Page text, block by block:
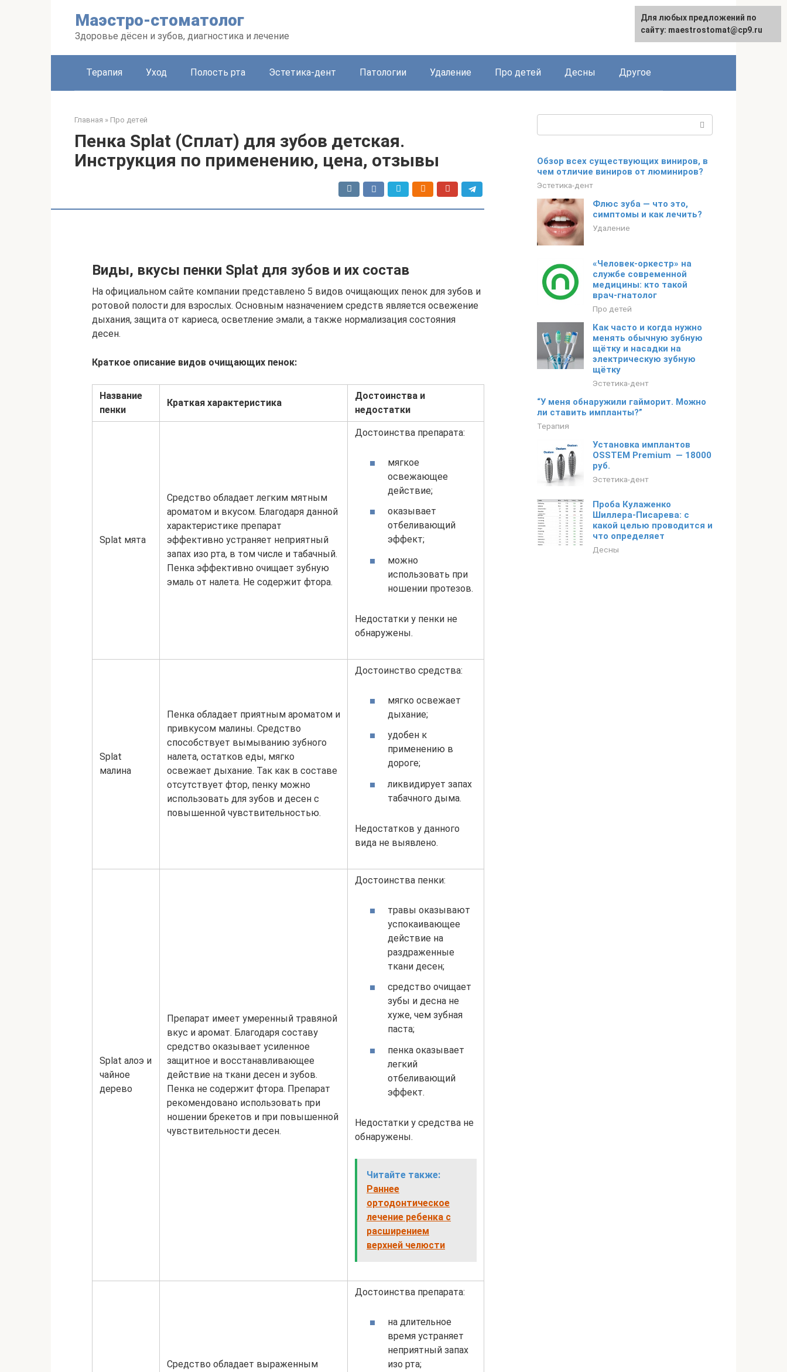
Маэстро-стоматолог
Здоровье дёсен и зубов, диагностика и лечение
Терапия Уход Полость рта Эстетика-дент Патологии Удаление Про детей Десны Другое
Главная » Про детей
Пенка Splat (Сплат) для зубов детская.
Инструкция по применению, цена, отзывы
Виды, вкусы пенки Splat для зубов и их состав
На официальном сайте компании представлено 5 видов очищающих пенок для зубов и
ротовой полости для взрослых. Основным назначением средств является освежение
дыхания, защита от кариеса, осветление эмали, а также нормализация состояния
десен.
Краткое описание видов очищающих пенок:
Название
пенки
Краткая характеристика
Достоинства и
недостатки
Splat мята
Средство обладает легким мятным
ароматом и вкусом. Благодаря данной
характеристике препарат
эффективно устраняет неприятный
запах изо рта, в том числе и табачный.
Пенка эффективно очищает зубную
эмаль от налета. Не содержит фтора.
Достоинства препарата:
мягкое
освежающее
действие;
оказывает
отбеливающий
эффект;
можно
использовать при
ношении протезов.
Недостатки у пенки не
обнаружены.
Splat
малина
Пенка обладает приятным ароматом и
привкусом малины. Средство
способствует вымыванию зубного
налета, остатков еды, мягко
освежает дыхание. Так как в составе
отсутствует фтор, пенку можно
использовать для зубов и десен с
повышенной чувствительностью.
Достоинство средства:
мягко освежает
дыхание;
удобен к
применению в
дороге;
ликвидирует запах
табачного дыма.
Недостатков у данного
вида не выявлено.
Splat алоэ и
чайное
дерево
Препарат имеет умеренный травяной
вкус и аромат. Благодаря составу
средство оказывает усиленное
защитное и восстанавливающее
действие на ткани десен и зубов.
Пенка не содержит фтора. Препарат
рекомендовано использовать при
ношении брекетов и при повышенной
чувствительности десен.
Достоинства пенки:
травы оказывают
успокаивающее
действие на
раздраженные
ткани десен;
средство очищает
зубы и десна не
хуже, чем зубная
паста;
пенка оказывает
легкий
отбеливающий
эффект.
Недостатки у средства не
обнаружены.
Читайте также:
Раннее
ортодонтическое
лечение ребенка с
расширением
верхней челюсти
Средство обладает выраженным
Достоинства препарата:
на длительное
время устраняет
неприятный запах
изо рта;
Обзор всех существующих виниров, в
чем отличие виниров от люминиров?
Эстетика-дент
Флюс зуба — что это,
симптомы и как лечить?
Удаление
«Человек-оркестр» на
службе современной
медицины: кто такой
врач-гнатолог
Про детей
Как часто и когда нужно
менять обычную зубную
щётку и насадки на
электрическую зубную
щётку
Эстетика-дент
“У меня обнаружили гайморит. Можно
ли ставить импланты?”
Терапия
Установка имплантов
OSSTEM Premium — 18000
руб.
Эстетика-дент
Проба Кулаженко
Шиллера-Писарева: с
какой целью проводится и
что определяет
Десны
Для любых предложений по
сайту: maestrostomat@cp9.ru